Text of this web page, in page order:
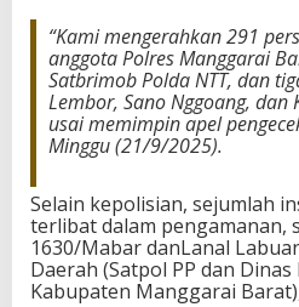
“Kami mengerahkan 291
anggota Polres Manggarai
Satbrimob Polda NTT, dan
Lembor, Sano Nggoang, dan
usai memimpin apel
Minggu (21/9/2025).
Selain kepolisian, sejumlah
terlibat dalam pengamanan,
1630/Mabar danLanal
Daerah (Satpol PP dan
Kabupaten Manggarai